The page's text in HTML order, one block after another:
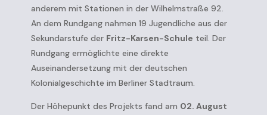
anderem mit Stationen in der Wilhelmstraße 92.
An dem Rundgang nahmen 19 Jugendliche aus der
Sekundarstufe der Fritz-Karsen-Schule teil. Der
Rundgang ermöglichte eine direkte
Auseinandersetzung mit der deutschen
Kolonialgeschichte im Berliner Stadtraum.
Der Höhepunkt des Projekts fand am 02. August